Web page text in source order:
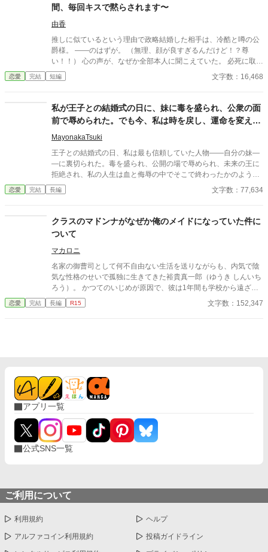
間、毎回キスで黙らされます〜
由香
推しに似ているという理由で政略結婚した相手は、冷酷と噂の公
爵様。 ――のはずが。 （無理、顔が良すぎるんだけど！？尊
い！！） 心の声が、なぜか全部本人に聞こえていた。 必死に取り
繕うも時すでに遅し。 暴走する脳内実況を止めるたび、旦那様は
なぜか――キスしてくる。 「黙らせるのにちょうどいい」 いや全
声だだ漏れ令嬢 甘くて騒がしい新婚生活、開幕。
恋愛 完結 短編 文字数：16,468
私が王子との結婚式の日に、妹に毒を盛られ、公衆の面
前で辱められた。でも今、私は時を戻し、運命を変えに
来た。
MayonakaTsuki
王子との結婚式の日、私は最も信頼していた人物――自分の妹―
―に裏切られた。毒を盛られ、公開の場で辱められ、未来の王に
拒絶され、私の人生は血と侮辱の中でそこで終わったかのように
思えた。しかし、死が私を迎えたとき、不可能なことが起きた―
―私は同じ回廊で、祭壇の前で目を覚まし、あらゆる涙、嘘、そ
得た私は、ただ一つの使命を持つ――真実を突き止め、奪われた
ものを取り戻し、私を破滅させた者たちにその代償を払わせる。
もはや、何も以前のままではない。何も許されない。
恋愛 完結 長編 文字数：77,634
クラスのマドンナがなぜか俺のメイドになっていた件に
ついて
マカロニ
名家の御曹司として何不自由ない生活を送りながらも、内気で陰
気な性格のせいで孤独に生きてきた裕貴真一郎（ゆうき しんいち
ろう）。 かつてのいじめが原因で、彼は1年間も学校から遠ざか
っていた。 しかし、久しぶりに登校したその日――彼は運命の出
会いを果たす。 現れたのは、まるで絵から飛び出してきたかのよ
恋愛 完結 長編 R15 文字数：152,347
アプリ一覧
公式SNS一覧
ご利用について
利用規約 ヘルプ
アルファコイン利用規約 投稿ガイドライン